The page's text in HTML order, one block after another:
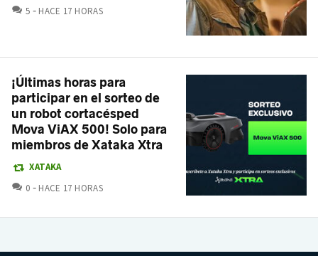
5 COMENTARIOS
HACE 17 HORAS
¡Últimas horas para
participar en el sorteo de
un robot cortacésped
Mova ViAX 500! Solo para
miembros de Xataka Xtra
XATAKA
0 COMENTARIOS
HACE 17 HORAS